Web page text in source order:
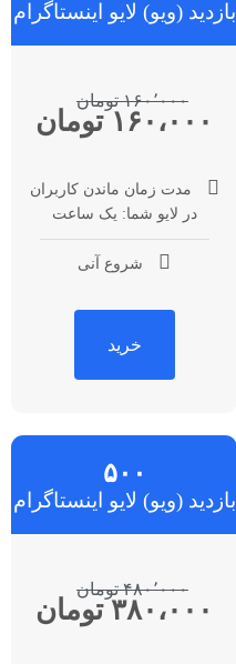
بازدید (ویو) لایو اینستاگرام
۱۶۰٬۰۰۰ تومان
۱۶۰،۰۰۰ تومان
مدت زمان ماندن کاربران
در لایو شما: یک ساعت
شروع آنی
خرید
۵۰۰
بازدید (ویو) لایو اینستاگرام
۴۸۰٬۰۰۰ تومان
۳۸۰،۰۰۰ تومان